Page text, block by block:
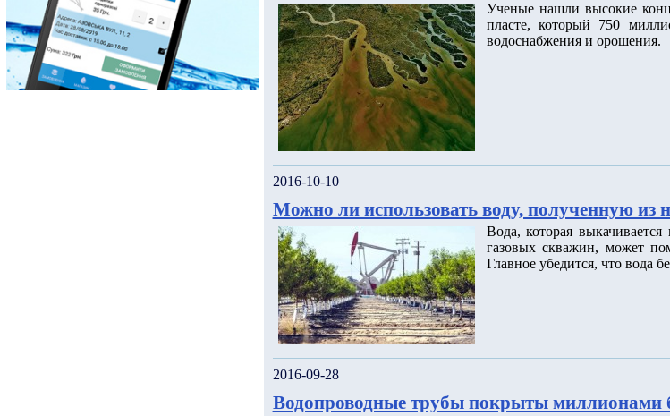
Ученые нашли высокие
пласте, который 750
водоснабжения и орошения.
2016-10-10
Можно ли использовать воду, полученную из
Вода, которая
газовых скважин, может
Главное убедится, что вода
2016-09-28
Водопроводные трубы покрыты миллионами